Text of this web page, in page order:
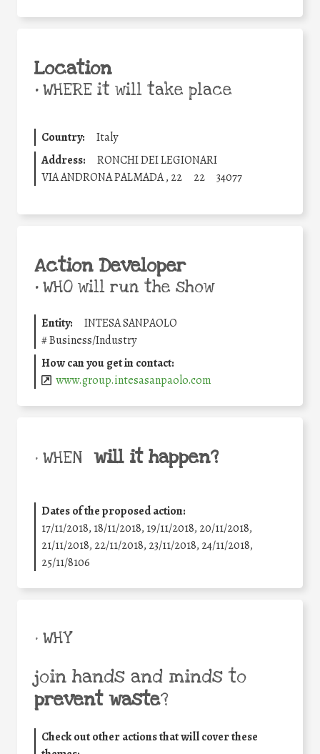
Location
•WHERE it will take place
Country:
Italy
Address:
RONCHI DEI LEGIONARI
VIA ANDRONA PALMADA , 22
22 34077
Action Developer
•WHO will run the show
Entity:
INTESA SANPAOLO
#Business/Industry
How can you get in contact:
www.group.intesasanpaolo.com
• WHEN will it happen?
Dates of the proposed action:
17/11/2018, 18/11/2018, 19/11/2018, 20/11/2018,
21/11/2018, 22/11/2018, 23/11/2018, 24/11/2018,
25/11/8106
• WHY
join hands and minds to
prevent waste?
Check out other actions that will cover these